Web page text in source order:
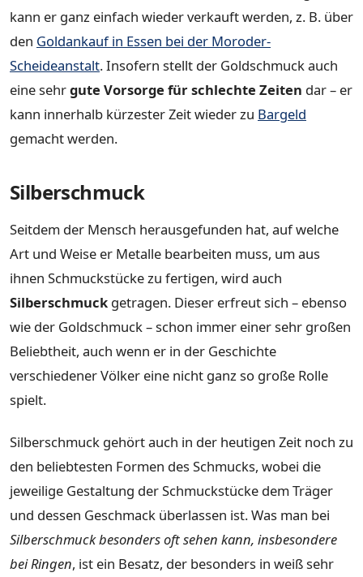
kann er ganz einfach wieder verkauft werden, z. B. über
den Goldankauf in Essen bei der Moroder-
Scheideanstalt. Insofern stellt der Goldschmuck auch
eine sehrgute Vorsorge für schlechte Zeiten dar – er
kann innerhalb kürzester Zeit wieder zu Bargeld
gemacht werden.
Silberschmuck
Seitdem der Mensch herausgefunden hat, auf welche
Art und Weise er Metalle bearbeiten muss, um aus
ihnen Schmuckstücke zu fertigen, wird auch
Silberschmuck getragen. Dieser erfreut sich – ebenso
wie der Goldschmuck – schon immer einer sehr großen
Beliebtheit, auch wenn er in der Geschichte
verschiedener Völker eine nicht ganz so große Rolle
spielt.
Silberschmuck gehört auch in der heutigen Zeit noch zu
den beliebtesten Formen des Schmucks, wobei die
jeweilige Gestaltung der Schmuckstücke dem Träger
und dessen Geschmack überlassen ist. Was man bei
Silberschmuck besonders oft sehen kann, insbesondere
bei Ringen, ist ein Besatz, der besonders in weiß sehr